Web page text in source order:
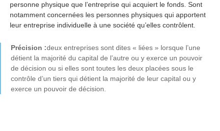
personne physique que l’entreprise qui acquiert le fonds. Sont
notamment concernées les personnes physiques qui apportent
leur entreprise individuelle à une société qu’elles contrôlent.
Précision :deux entreprises sont dites « liées » lorsque l’une
détient la majorité du capital de l’autre ou y exerce un pouvoir
de décision ou si elles sont toutes les deux placées sous le
contrôle d’un tiers qui détient la majorité de leur capital ou y
exerce un pouvoir de décision.